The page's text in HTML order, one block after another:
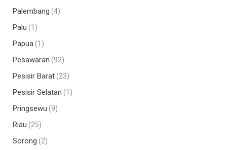
Palembang (4)
Palu (1)
Papua(1)
Pesawaran (92)
Pesisir Barat(23)
Pesisir Selatan (1)
Pringsewu (9)
Riau (25)
Sorong (2)